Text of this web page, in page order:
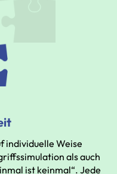
individuelle Weise
alsauch
ist keinmal“. Jede